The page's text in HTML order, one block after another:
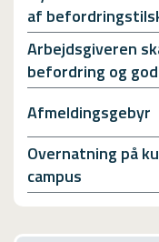
af
Arbejdsgiveren
befordring og
Afmeldingsgebyr
Overnatning på
campus